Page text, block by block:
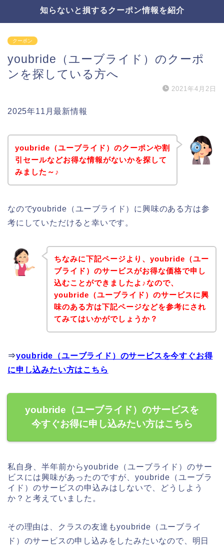
知らないと損するクーポン情報を紹介
クーポン
youbride（ユーブライド）のクーポ
ンを探している方へ
2021年4月2日
2025年11月最新情報
youbride（ユーブライド）のクーポンや割
引セールなどお得な情報がないかを探して
みました～♪
なのでyoubride（ユーブライド）に興味のある方は参
考にしていただけると幸いです。
ちなみに下記ページより、youbride（ユー
ブライド）のサービスがお得な価格で申し
込むことができましたよ♪なので、
youbride（ユーブライド）のサービスに興
味のある方は下記ページなどを参考にされ
てみてはいかがでしょうか？
⇒youbride（ユーブライド）のサービスを今すぐお得
に申し込みたい方はこちら
youbride（ユーブライド）のサービスを
今すぐお得に申し込みたい方はこちら
私自身、半年前からyoubride（ユーブライド）のサー
ビスには興味があったのですが、youbride（ユーブラ
イド）のサービスの申込みはしないで、どうしよう
か？と考えていました。
その理由は、クラスの友達もyoubride（ユーブライ
ド）のサービスの申し込みをしたみたいなので、明日